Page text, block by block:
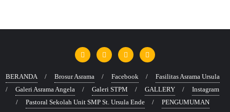
BERANDA Brosur Asrama Facebook
Fasilitas Asrama Ursula
Galeri Asrama Angela
Galeri STPM GALLERY
Instagram
Pastoral Sekolah Unit SMP St. Ursula Ende
PENGUMUMAN